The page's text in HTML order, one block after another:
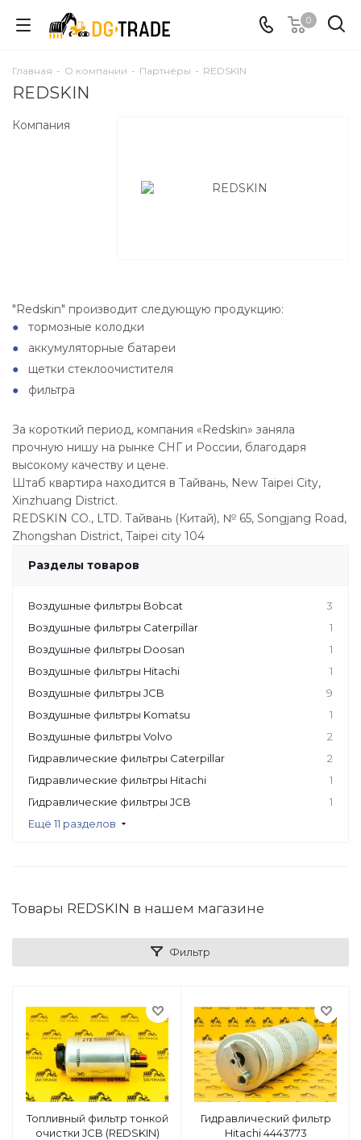
0
Главная - О компании - Партнёры - REDSKIN
REDSKIN
Компания
"Redskin" производит следующую продукцию:
тормозные колодки
аккумуляторные батареи
щетки стеклоочистителя
фильтра
За короткий период, компания «Redskin» заняла
прочную нишу на рынке СНГ и России, благодаря
высокому качеству и цене.
Штаб квартира находится в Тайвань, New Taipei City,
Xinzhuang District.
REDSKIN CO., LTD. Тайвань (Китай), № 65, Songjang Road,
Zhongshan District, Taipei city 104
Разделы товаров
Воздушные фильтры Bobcat
3
Воздушные фильтры Caterpillar
1
Воздушные фильтры Doosan
1
Воздушные фильтры Hitachi
1
Воздушные фильтры JCB
9
Воздушные фильтры Komatsu
1
Воздушные фильтры Volvo
2
Гидравлические фильтры Caterpillar
2
Гидравлические фильтры Hitachi
1
Гидравлические фильтры JCB
1
Ещё 11 разделов
Товары REDSKIN в нашем магазине
Фильтр
Топливный фильтр тонкой
очистки JCB (REDSKIN)
Гидравлический фильтр
Hitachi 4443773